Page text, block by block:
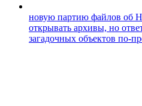
новую партию файлов
открывать архивы, но
загадочных объектов по-